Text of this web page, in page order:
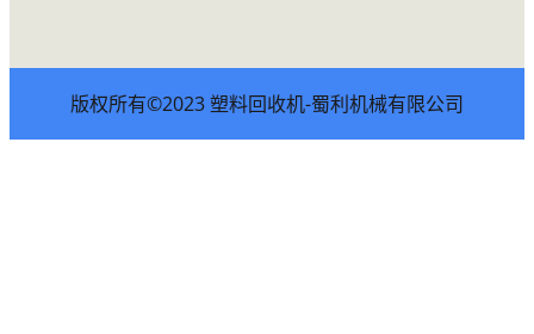
版权所有©2023 塑料回收机-蜀利机械有限公司